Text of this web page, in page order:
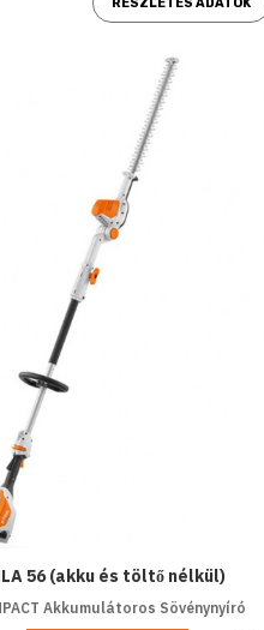
56 (akku és töltő nélkül)
Akkumulátoros Sövénynyíró